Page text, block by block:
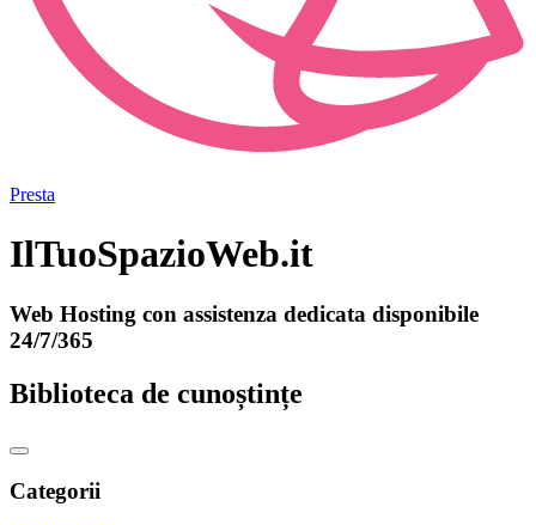
Presta
IlTuoSpazioWeb.it
Web Hosting con assistenza dedicata disponibile
24/7/365
Biblioteca de cunoștințe
Categorii